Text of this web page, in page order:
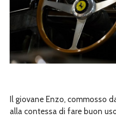
Il giovane Enzo, commosso
alla contessa di fare buon